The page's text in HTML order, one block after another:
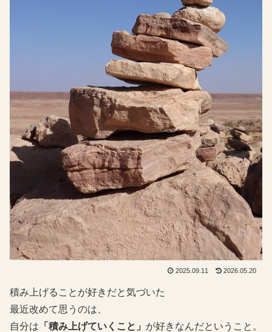
2025.09.11 2026.05.20
積み上げることが好きだと気づいた
最近改めて思うのは、
自分は 「積み上げていくこと」 が好きなんだということ。